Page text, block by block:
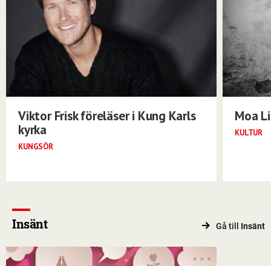
Viktor Frisk föreläser i Kung Karls
kyrka
KUNGSÖR
Moa
KULTUR
Insänt Gå till Insänt